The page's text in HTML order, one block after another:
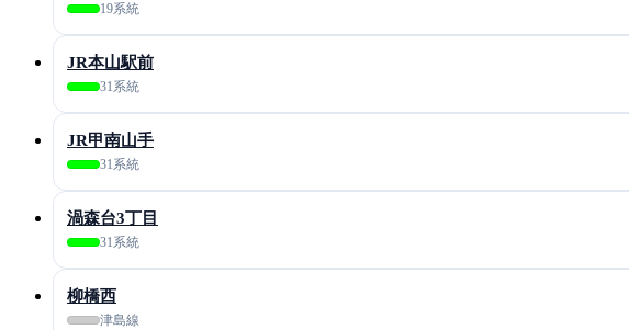
19系統
JR本山駅前
31系統
JR甲南山手
31系統
渦森台3丁目
31系統
柳橋西
津島線